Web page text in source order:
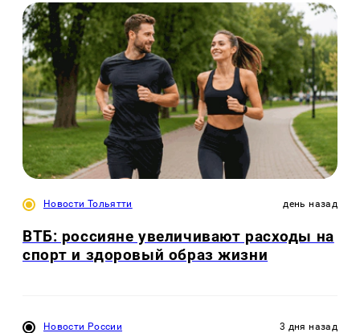
Новости Тольятти день назад
ВТБ: россияне увеличивают расходы на
спорт и здоровый образ жизни
Новости России 3 дня назад